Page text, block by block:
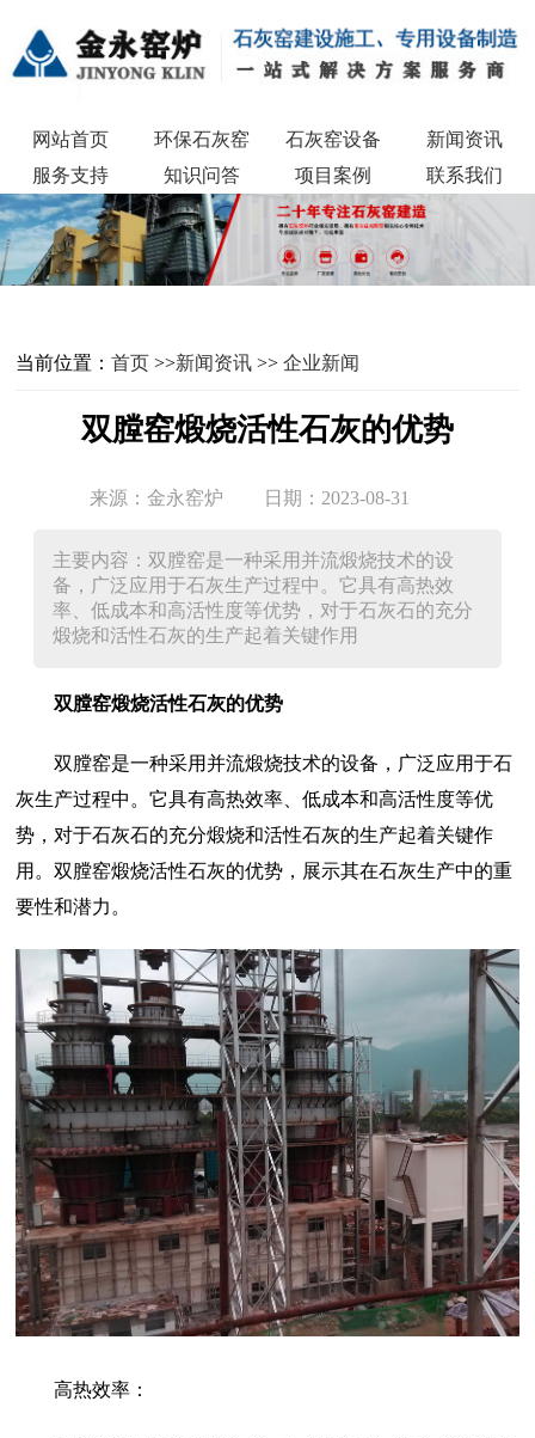
网站首页 环保石灰窑 石灰窑设备
新闻资讯
服务支持
知识问答 项目案例 联系我们
当前位置：首页 >>新闻资讯 >>企业新闻
双膛窑煅烧活性石灰的优势
来源：金永窑炉 日期：2023-08-31
主要内容：双膛窑是一种采用并流煅烧技术的设
备，广泛应用于石灰生产过程中。它具有高热效
率、低成本和高活性度等优势，对于石灰石的充分
煅烧和活性石灰的生产起着关键作用
双膛窑煅烧活性石灰的优势
双膛窑是一种采用并流煅烧技术的设备，广泛应用于石
灰生产过程中。它具有高热效率、低成本和高活性度等优
势，对于石灰石的充分煅烧和活性石灰的生产起着关键作
用。双膛窑煅烧活性石灰的优势，展示其在石灰生产中的重
要性和潜力。
高热效率：